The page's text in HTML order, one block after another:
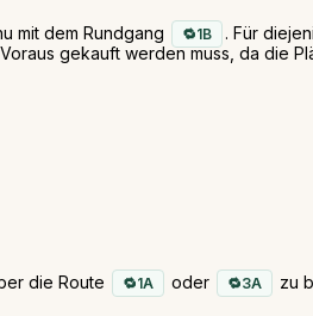
mit dem Rundgang 1B . Für
gekauft werden muss, da die
die Route 1A oder 3A zu